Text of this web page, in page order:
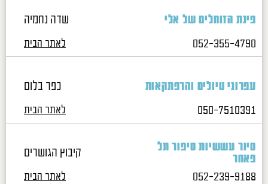
פינת הזוחלים של אלי
שדה נחמיה
052-355-4790
לאתר הבית
עפרוני טיולים והרפתקאות
כפר בלום
050-7510391
לאתר הבית
סיור עששיות סיפור תל
פאחר
קיבוץ הגושרים
052-239-9188
לאתר הבית